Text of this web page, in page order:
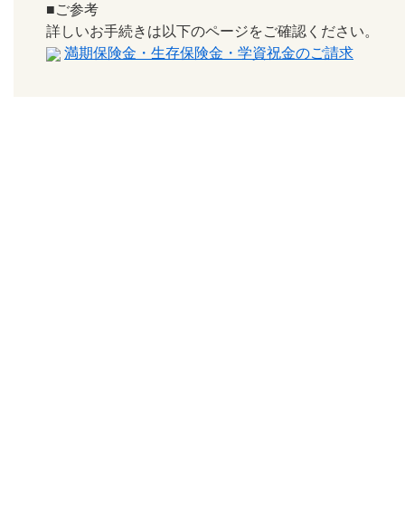
■ご参考
詳しいお手続きは以下のページをご確認ください。
満期保険金・生存保険金・学資祝金のご請求